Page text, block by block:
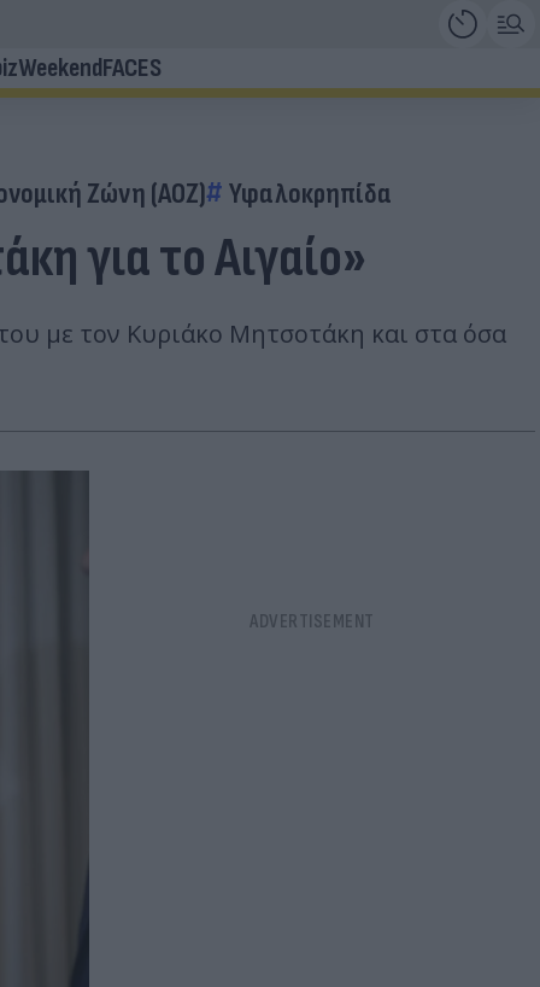
WeekendFACES
Ζώνη (ΑΟΖ) Υφαλοκρηπίδα
για το Αιγαίο»
με τον Κυριάκο Μητσοτάκη και στα όσα